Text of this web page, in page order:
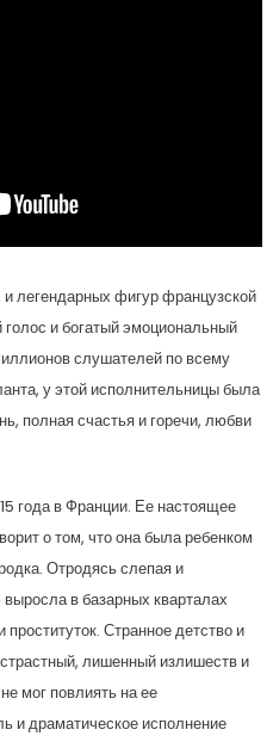
легендарных фигур французской
и богатый эмоциональный
слушателей по всему
у этой исполнительницы была
полная счастья и горечи, любви
года в Франции. Ее настоящее
о том, что она была ребенком
Отродясь слепая и
в базарных кварталах
Странное детство и
лишенный излишеств и
мог повлиять на ее
и драматическое исполнение